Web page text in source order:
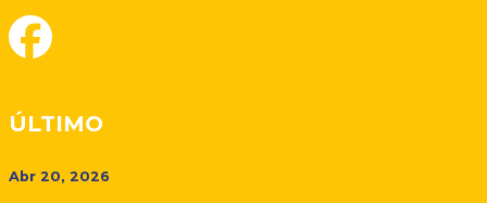
ÚLTIMO
Abr 20, 2026